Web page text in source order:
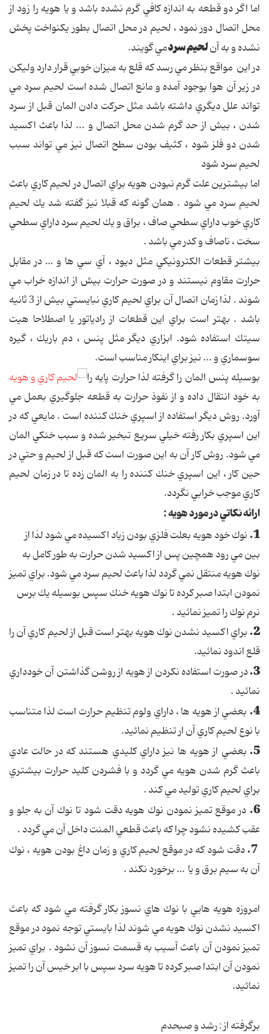
اما اگر دو قطعه به اندازه كافي گرم نشده باشد و يا هويه را زود از
محل اتصال دور نمود ، لحيم در محل اتصال بطور يكنواخت پخش
نشده و به آنلحيم سردمي گويند.
در اين مواقع بنظر مي رسد كه قلع به ميزان خوبي قرار دارد وليكن
در زير آن هوا بوجود آمده و مانع اتصال شده است لحيم سرد مي
تواند علل ديگري داشته باشد مثل حركت دادن المان قبل از سرد
شدن ، بيش از حد گرم شدن محل اتصال و ... لذا باعث اكسيد
شدن دو فلز شود ، كثيف بودن سطح اتصال نيز مي تواند سبب
لحيم سرد شود
اما بيشترين علت گرم نبودن هويه براي اتصال در لحيم كاري باعث
لحيم سرد مي شود . همان گونه كه قبلا نيز گفته شد يك لحيم
كاري خوب داراي سطحي صاف ، براق و يك لحيم سرد داراي سطحي
سخت ، ناصاف و كدر مي باشد .
بيشتر قطعات الكترونيكي مثل ديود ، آي سي ها و … در مقابل
حرارت مقاوم نيستند و در صورت حرارت بيش از اندازه خراب مي
شوند . لذا زمان اتصال آن براي لحيم كاري نبايستي بيش از 3 ثانيه
باشد . بهتر است براي اين قطعات از رادياتور يا اصطلاحا هيت
سيتك استفاده شود. ابزاري ديگر مثل پنس ، دم باريك ، گيره
سوسماري و ... نيز براي اينكار مناسب است.
بوسيله پنس المان را گرفته لذا حرارت پايه را
به خود انتقال داده و از نفوذ حرارت به قطعه جلوگيري بعمل مي
آورد. روش ديگر استفاده از اسپري خنك كننده است . مايعي كه در
اين اسپري بكار رفته خيلي سريع تبخير شده و سبب خنكي المان
مي شود. روش كار آن به اين صورت است كه قبل از لحيم و حتي در
حين كار ، اين اسپري خنك كننده را به المان زده تا در زمان لحيم
كاري موجب خرابي نگردد.
ارائه نكاتي در مورد هويه :
1. نوك خود هويه بعلت فلزي بودن زياد اكسيده مي شود لذا از
بين مي رود همچين پس از اكسيد شدن حرارت به طور كامل به
نوك هويه منتقل نمي گردد لذا باعث لحيم سرد مي شود. براي تميز
نمودن ابتدا صبر كرده تا نوك هويه خنك سپس بوسيله يك برس
نرم نوك را تميز نمائيد .
2. براي اكسيد نشدن نوك هويه بهتر است قبل از لحيم كاري آن را
قلع اندود نمائيد.
3. در صورت استفاده نكردن از هويه از روشن گذاشتن آن خودداري
نمائيد .
4. بعضي از هويه ها ، داراي ولوم تنظيم حرارت است لذا متناسب
با نوع لحيم كاري آن ار تنظيم نمائيد.
5. بعضي از هويه ها نيز داراي كليدي هستند كه در حالت عادي
باعث گرم شدن هويه مي گردد و با فشردن كليد حرارت بيشتري
براي لحيم كاري توليد مي كند .
6. در موقع تميز نمودن نوك هويه دقت شود تا نوك آن به جلو و
عقب كشيده نشود چرا كه باعث قطعي المنت داخل آن مي گردد .
دقت شود كه در موقع لحيم كاري و زمان داغ بودن هويه ، نوك
آن به سيم برق و يا … برخورد نكند .
امروزه هويه هايي با نوك هاي نسوز بكار گرفته مي شود كه باعث
اكسيد نشدن نوك هويه مي شوند لذا بايستي توجه نمود در موقع
تميز نمودن آن باعث آسيب به قسمت نسوز آن نشود . براي تميز
نمودن آن ابتدا صبر كرده تا هويه سرد سپس با ابر خيس آن را تميز
نمائيد.
برگرفته از : رشد و صبحدم